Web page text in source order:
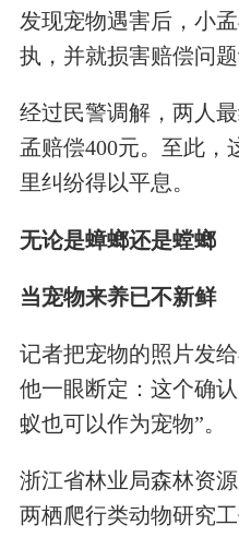
发现宠物遇害后，小
执，并就损害赔偿问题
经过民警调解，两人
孟赔偿400元。至此，
里纠纷得以平息。
无论是蟑螂还是螳螂
当宠物来养已不新鲜
记者把宠物的照片发
他一眼断定：这个确
蚁也可以作为宠物”。
浙江省林业局森林资
两栖爬行类动物研究